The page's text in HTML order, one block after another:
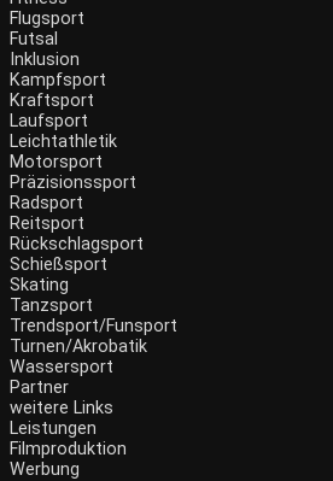
Flugsport
Futsal
Inklusion
Kampfsport
Kraftsport
Laufsport
Leichtathletik
Motorsport
Präzisionssport
Radsport
Reitsport
Rückschlagsport
Schießsport
Skating
Tanzsport
Trendsport/Funsport
Turnen/Akrobatik
Wassersport
Partner
weitere Links
Leistungen
Filmproduktion
Werbung